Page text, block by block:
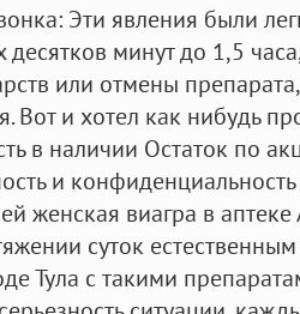
Эти явления были
десятков минут до 1,5
или отмены
Вот и хотел как нибудь
в наличии Остаток по
и
женская виагра в
суток
Тула с такими